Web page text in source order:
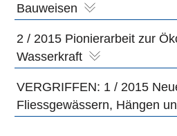
Bauweisen
2 / 2015 Pionierarbeit zur
Wasserkraft
VERGRIFFEN: 1 / 2015
Fliessgewässern, Hängen